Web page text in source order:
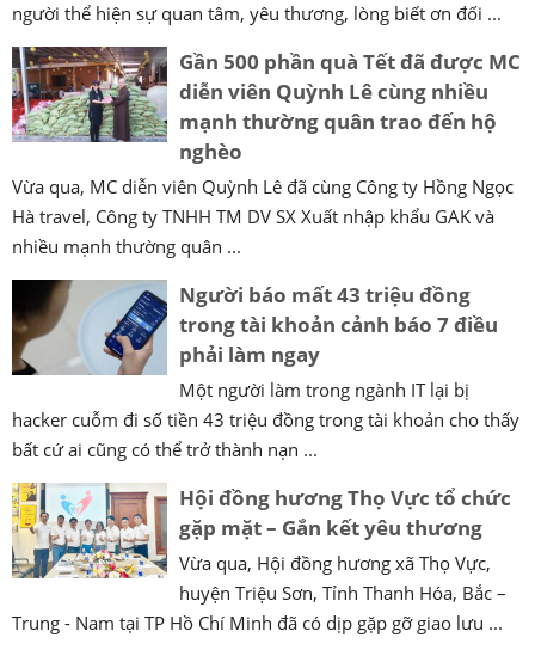
người thể hiện sự quan tâm, yêu thương, lòng biết ơn đối ...
Gần 500 phần quà Tết đã được MC
diễn viên Quỳnh Lê cùng nhiều
mạnh thường quân trao đến hộ
nghèo
Vừa qua, MC diễn viên Quỳnh Lê đã cùng Công ty Hồng Ngọc
Hà travel, Công ty TNHH TM DV SX Xuất nhập khẩu GAK và
nhiều mạnh thường quân ...
Người báo mất 43 triệu đồng
trong tài khoản cảnh báo 7 điều
phải làm ngay
Một người làm trong ngành IT lại bị
hacker cuỗm đi số tiền 43 triệu đồng trong tài khoản cho thấy
bất cứ ai cũng có thể trở thành nạn ...
Hội đồng hương Thọ Vực tổ chức
gặp mặt – Gắn kết yêu thương
Vừa qua, Hội đồng hương xã Thọ Vực,
huyện Triệu Sơn, Tỉnh Thanh Hóa, Bắc –
Trung - Nam tại TP Hồ Chí Minh đã có dịp gặp gỡ giao lưu ...